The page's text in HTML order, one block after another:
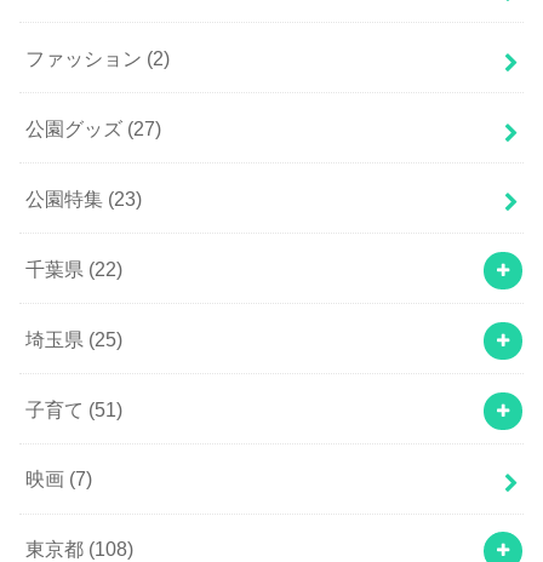
ファッション (2)
公園グッズ (27)
公園特集 (23)
千葉県 (22)
埼玉県 (25)
子育て (51)
映画 (7)
東京都 (108)